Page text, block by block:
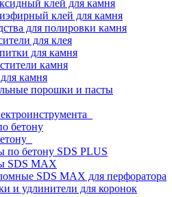
клей для камня
клей для камня
для полировки камня
для клея
для камня
камня
камня
порошки и пасты
бетону
по бетону SDS PLUS
SDS MAX
SDS MAX для перфоратора
и удлинители для коронок